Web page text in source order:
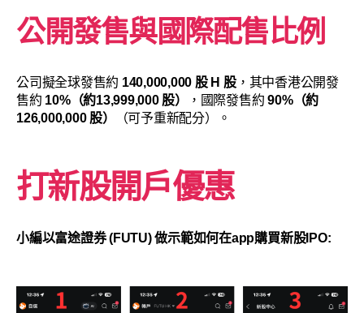
公開發售與國際配售比例
公司擬全球發售約 140,000,000 股 H 股，其中香港公開發
售約 10%（約13,999,000 股） ，國際發售約90%（約
126,000,000 股）
（可予重新配分）。
打新股開戶優惠
小編以富途證券 (FUTU) 做示範如何在app購買新股IPO: